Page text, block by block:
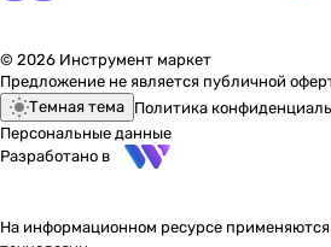
© 2026 Инструмент маркет
Предложение не является публичной
Темная тема Политика
Персональные данные
Разработано в
На информационном ресурсе применяются